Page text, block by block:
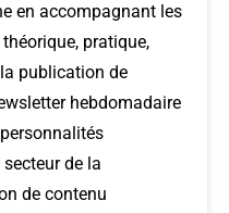
en accompagnant les
pratique,
publication de
hebdomadaire
de la
de contenu